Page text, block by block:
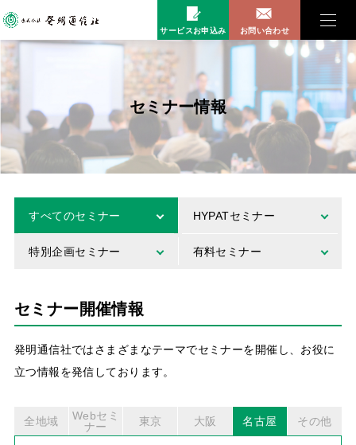
サービスお申込み お問い合わせ
セミナー情報
すべてのセミナー HYPATセミナー
特別企画セミナー 有料セミナー
セミナー開催情報
発明通信社ではさまざまなテーマでセミナーを開催し、お役に
立つ情報を発信しております。
全地域
Webセミ
ナー
東京 大阪 名古屋 その他